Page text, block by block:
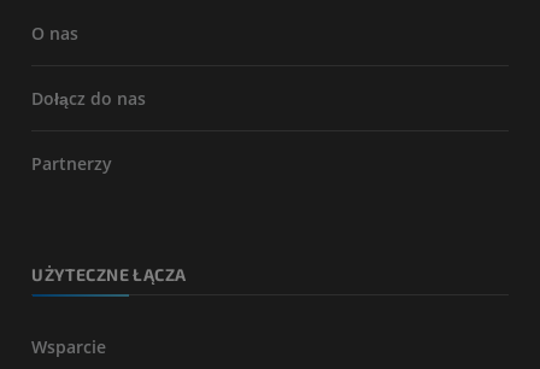
O nas
Dołącz do nas
Partnerzy
UŻYTECZNE ŁĄCZA
Wsparcie